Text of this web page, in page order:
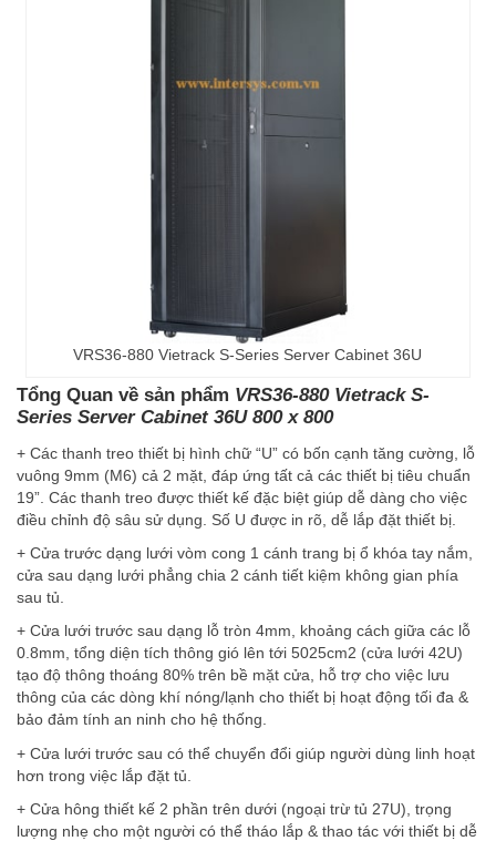
VRS36-880 Vietrack S-Series Server Cabinet 36U
Tổng Quan về sản phẩm VRS36-880 Vietrack S-
Series Server Cabinet 36U 800 x 800
+ Các thanh treo thiết bị hình chữ “U” có bốn cạnh tăng cường, lỗ
vuông 9mm (M6) cả 2 mặt, đáp ứng tất cả các thiết bị tiêu chuẩn
19”. Các thanh treo được thiết kế đặc biệt giúp dễ dàng cho việc
điều chỉnh độ sâu sử dụng. Số U được in rõ, dễ lắp đặt thiết bị.
+ Cửa trước dạng lưới vòm cong 1 cánh trang bị ổ khóa tay nắm,
cửa sau dạng lưới phẳng chia 2 cánh tiết kiệm không gian phía
sau tủ.
+ Cửa lưới trước sau dạng lỗ tròn 4mm, khoảng cách giữa các lỗ
0.8mm, tổng diện tích thông gió lên tới 5025cm2 (cửa lưới 42U)
tạo độ thông thoáng 80% trên bề mặt cửa, hỗ trợ cho việc lưu
thông của các dòng khí nóng/lạnh cho thiết bị hoạt động tối đa &
bảo đảm tính an ninh cho hệ thống.
+ Cửa lưới trước sau có thể chuyển đổi giúp người dùng linh hoạt
hơn trong việc lắp đặt tủ.
+ Cửa hông thiết kế 2 phần trên dưới (ngoại trừ tủ 27U), trọng
lượng nhẹ cho một người có thể tháo lắp & thao tác với thiết bị dễ